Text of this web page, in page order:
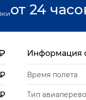
от 24
₽
₽
Информация
Время полета
Тип